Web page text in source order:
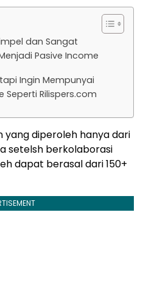
dan Sangat
Pasive Income
Ingin Mempunyai
Seperti Rilispers.com
yang diperoleh hanya dari
setelsh berkolaborasi
dapat berasal dari 150+